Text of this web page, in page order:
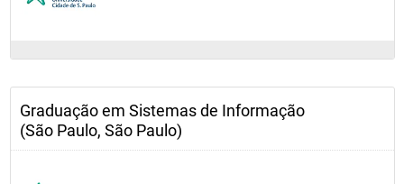
Graduação em Sistemas de Informação
(São Paulo, São Paulo)